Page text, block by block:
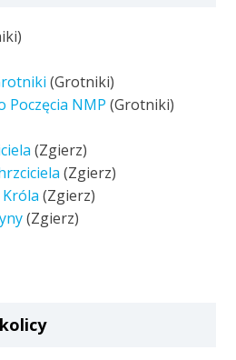
(Grotniki)
Poczęcia NMP (Grotniki)
(Zgierz)
(Zgierz)
Króla (Zgierz)
(Zgierz)